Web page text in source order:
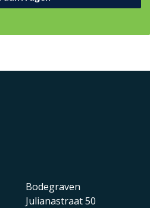
Bodegraven
Julianastraat 50